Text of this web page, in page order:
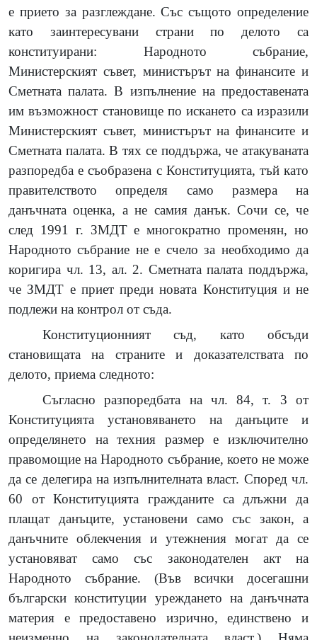
е прието за разглеждане. Със същото определение
като заинтересувани страни по делото са
конституирани: Народното събрание,
Министерският съвет, министърът на финансите и
Сметната палата. В изпълнение на предоставената
им възможност становище по искането са изразили
Министерският съвет, министърът на финансите и
Сметната палата. В тях се поддържа, че атакуваната
разпоредба е съобразена с Конституцията, тъй като
правителството определя само размера на
данъчната оценка, а не самия данък. Сочи се, че
след 1991 г. ЗМДТ е многократно променян, но
Народното събрание не е счело за необходимо да
коригира чл. 13, ал. 2. Сметната палата поддържа,
че ЗМДТ е приет преди новата Конституция и не
подлежи на контрол от съда.
Конституционният съд, като обсъди
становищата на страните и доказателствата по
делото, приема следното:
Съгласно разпоредбата на чл. 84, т. 3 от
Конституцията установяването на данъците и
определянето на техния размер е изключително
правомощие на Народното събрание, което не може
да се делегира на изпълнителната власт. Според чл.
60 от Конституцията гражданите са длъжни да
плащат данъците, установени само със закон, а
данъчните облекчения и утежнения могат да се
установяват само със законодателен акт на
Народното събрание. (Във всички досегашни
български конституции уреждането на данъчната
материя е предоставено изрично, единствено и